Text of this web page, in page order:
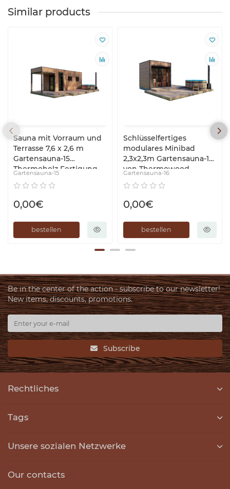
Similar products
Sauna mit Vorraum und
Terrasse 7,6 x 2,6 m
Gartensauna-15
Thermoholz Fertigung
Hersteller
Gartensauna-15
0,00€
bestellen
Schlüsselfertiges
modulares Minibad
2,3x2,3m Gartensauna-16
von Thermowood
schlüsselfertig vom
Hersteller
Gartensauna-16
0,00€
bestellen
Be in the center of the action - subscribe to our newsletter!
New items, discounts, promotions.
Subscribe
Rechtliches
Tags
Unsere sozialen Netzwerke
Our contacts